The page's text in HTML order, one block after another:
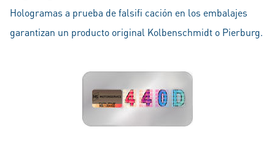
Hologramas a prueba de falsifi cación en los embalajes
garantizan un producto original Kolbenschmidt o Pierburg.